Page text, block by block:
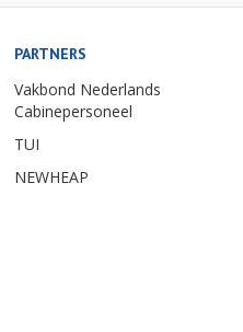
PARTNERS
Vakbond Nederlands
Cabinepersoneel
TUI
NEWHEAP